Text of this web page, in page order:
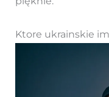
Ktore ukrainskie